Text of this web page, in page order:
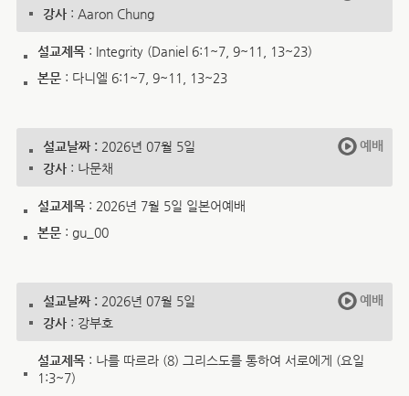
강사: Aaron Chung
설교제목: Integrity (Daniel 6:1~7, 9~11, 13~23)
본문: 다니엘 6:1~7, 9~11, 13~23
설교날짜 : 2026년 07월 5일
강사: 나문채
예배
설교제목: 2026년 7월 5일 일본어예배
본문: gu_00
설교날짜 : 2026년 07월 5일
강사: 강부호
예배
설교제목: 나를 따르라 (8) 그리스도를 통하여 서로에게 (요일
1:3~7)